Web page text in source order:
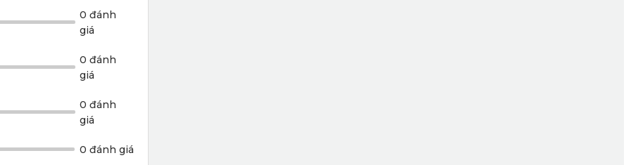
sau:
0 đánh
giá
0 đánh
giá
0 đánh
giá
0 đánh giá